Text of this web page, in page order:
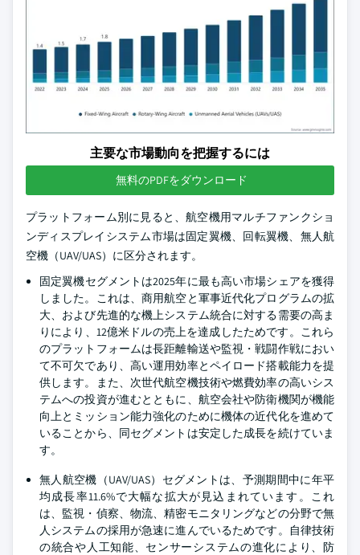
主要な市場動向を把握するには
無料のPDFをダウンロード
プラットフォーム別に見ると、航空機用マルチファンクショ
ンディスプレイシステム市場は固定翼機、回転翼機、無人航
空機（UAV/UAS）に区分されます。
固定翼機セグメントは2025年に最も高い市場シェアを獲得
しました。これは、商用航空と軍事近代化プログラムの拡
大、および先進的な機上システム統合に対する需要の高ま
りにより、12億米ドルの売上を達成したためです。これら
のプラットフォームは長距離輸送や監視・戦闘作戦におい
て不可欠であり、高い運用効率とペイロード搭載能力を提
供します。また、次世代航空機技術や燃費効率の高いシス
テムへの投資が進むとともに、航空会社や防衛機関が機能
向上とミッション能力強化のために機体の近代化を進めて
いることから、同セグメントは安定した成長を続けていま
す。
無人航空機（UAV/UAS）セグメントは、予測期間中に年平
均成長率11.6%で大幅な拡大が見込まれています。これ
は、監視・偵察、物流、精密モニタリングなどの分野で無
人システムの採用が急速に進んでいるためです。自律技術
の統合や人工知能、センサーシステムの進化により、防